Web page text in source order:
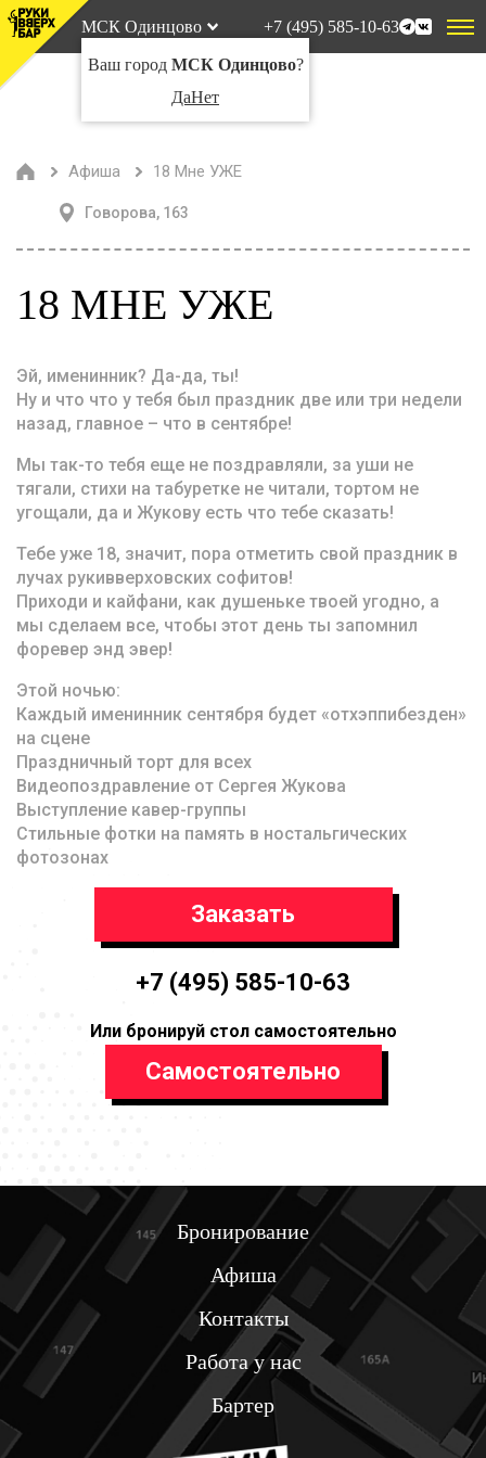
МСК Одинцово
Ваш город МСК Одинцово?
ДаНет
+7 (495) 585-10-63
Афиша 18 Мне УЖЕ
Говорова, 163
18 МНЕ УЖЕ
Эй, именинник? Да-да, ты!
Ну и что что у тебя был праздник две или три недели
назад, главное – что в сентябре!
Мы так-то тебя еще не поздравляли, за уши не
тягали, стихи на табуретке не читали, тортом не
угощали, да и Жукову есть что тебе сказать!
Тебе уже 18, значит, пора отметить свой праздник в
лучах рукивверховских софитов!
Приходи и кайфани, как душеньке твоей угодно, а
мы сделаем все, чтобы этот день ты запомнил
форевер энд эвер!
Этой ночью:
Каждый именинник сентября будет «отхэппибезден»
на сцене
Праздничный торт для всех
Видеопоздравление от Сергея Жукова
Выступление кавер-группы
Стильные фотки на память в ностальгических
фотозонах
Заказать
+7 (495) 585-10-63
Или бронируй стол самостоятельно
Самостоятельно
Бронирование
Афиша
Контакты
Работа у нас
Бартер